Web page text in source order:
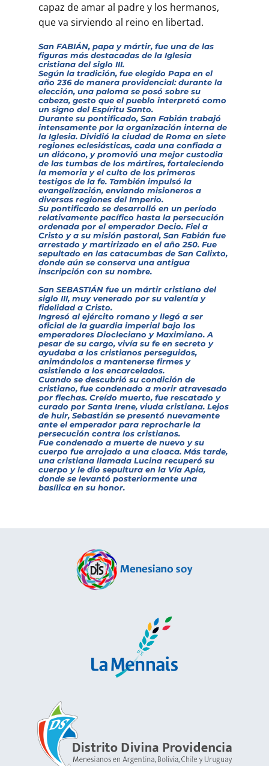
capaz de amar al padre y los hermanos,
que va sirviendo al reino en libertad.
San FABIÁN, papa y mártir, fue una de las
figuras más destacadas de la Iglesia
cristiana del siglo III.
Según la tradición, fue elegido Papa en el
año 236 de manera providencial: durante la
elección, una paloma se posó sobre su
cabeza, gesto que el pueblo interpretó como
un signo del Espíritu Santo.
Durante su pontificado, San Fabián trabajó
intensamente por la organización interna de
la Iglesia. Dividió la ciudad de Roma en siete
regiones eclesiásticas, cada una confiada a
un diácono, y promovió una mejor custodia
de las tumbas de los mártires, fortaleciendo
la memoria y el culto de los primeros
testigos de la fe. También impulsó la
evangelización, enviando misioneros a
diversas regiones del Imperio.
Su pontificado se desarrolló en un período
relativamente pacífico hasta la persecución
ordenada por el emperador Decio. Fiel a
Cristo y a su misión pastoral, San Fabián fue
arrestado y martirizado en el año 250. Fue
sepultado en las catacumbas de San Calixto,
donde aún se conserva una antigua
inscripción con su nombre.
San SEBASTIÁN fue un mártir cristiano del
siglo III, muy venerado por su valentía y
fidelidad a Cristo.
Ingresó al ejército romano y llegó a ser
oficial de la guardia imperial bajo los
emperadores Diocleciano y Maximiano. A
pesar de su cargo, vivía su fe en secreto y
ayudaba a los cristianos perseguidos,
animándolos a mantenerse firmes y
asistiendo a los encarcelados.
Cuando se descubrió su condición de
cristiano, fue condenado a morir atravesado
por flechas. Creído muerto, fue rescatado y
curado por Santa Irene, viuda cristiana. Lejos
de huir, Sebastián se presentó nuevamente
ante el emperador para reprocharle la
persecución contra los cristianos.
Fue condenado a muerte de nuevo y su
cuerpo fue arrojado a una cloaca. Más tarde,
una cristiana llamada Lucina recuperó su
cuerpo y le dio sepultura en la Vía Apia,
donde se levantó posteriormente una
basílica en su honor.